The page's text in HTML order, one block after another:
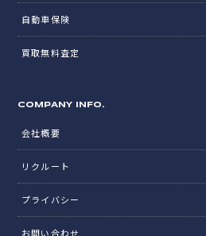
自動車保険
買取無料査定
COMPANY INFO.
会社概要
リクルート
プライバシー
お問い合わせ